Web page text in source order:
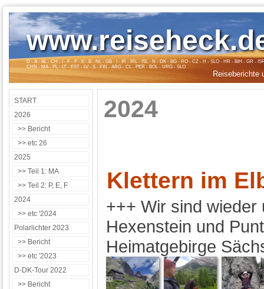
D - A - AL - CH - I - F - P - E - B - NL - GB - I - IR - IRL - ISL - N - DK - BG - RO - CZ - H - SLO - HR - BIH - GR -
CHN - MA - PL - LT - EST - LV - S - FIN - ARG - CL - PER - BOL - URG - SLO
Reiseberichte
START
2026
>> Bericht
>> etc 26
2025
>> Teil 1: MA
>> Teil 2: P, E, F
2024
>> etc '2024
Polarlichter 2023
>> Bericht
>> etc '2023
D-DK-Tour 2022
>> Bericht
2024
Klettern im
+++ Wir sind
Hexenstein und
Heimatgebirge